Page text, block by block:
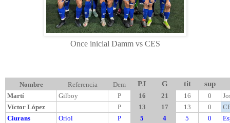
Once inicial Damm vs CES
Nombre Referencia Dem PJ G tit sup
Martí Gilboy P 16 21 16 0
Víctor López
P 13 17 13 0
Ciurans
Oriol P 5 4 5 0